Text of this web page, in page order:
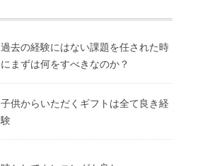
過去の経験にはない課題を任された時
にまずは何をすべきなのか？
子供からいただくギフトは全て良き経
験